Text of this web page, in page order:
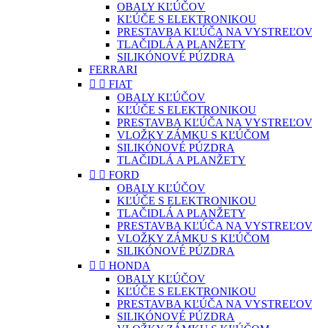
OBALY KĽÚČOV
KĽÚČE S ELEKTRONIKOU
PRESTAVBA KĽÚČA NA
TLAČIDLÁ A PLANŽETY
SILIKÓNOVÉ PÚZDRA
FERRARI
  FIAT
OBALY KĽÚČOV
KĽÚČE S ELEKTRONIKOU
PRESTAVBA KĽÚČA NA
VLOŽKY ZÁMKU S KĽÚČOM
SILIKÓNOVÉ PÚZDRA
TLAČIDLÁ A PLANŽETY
  FORD
OBALY KĽÚČOV
KĽÚČE S ELEKTRONIKOU
TLAČIDLÁ A PLANŽETY
PRESTAVBA KĽÚČA NA
VLOŽKY ZÁMKU S KĽÚČOM
SILIKÓNOVÉ PÚZDRA
  HONDA
OBALY KĽÚČOV
KĽÚČE S ELEKTRONIKOU
PRESTAVBA KĽÚČA NA
SILIKÓNOVÉ PÚZDRA